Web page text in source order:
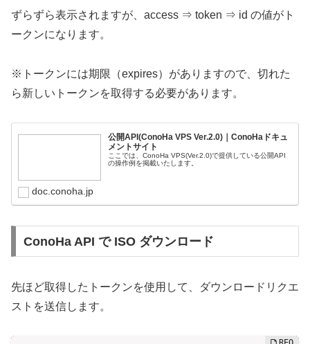
ずらずら表示されますが、access ⇒ token ⇒ id の値がト
ークンになります。
※トークンには期限（expires）がありますので、切れた
ら新しいトークンを取得する必要があります。
公開API(ConoHa VPS Ver.2.0)｜ConoHaドキュ
メントサイト
ここでは、ConoHa VPS(Ver.2.0)で提供している公開API
の操作例を掲載いたします。
doc.conoha.jp
ConoHa API で ISO ダウンロード
先ほど取得したトークンを使用して、ダウンロードリクエ
ストを送信します。